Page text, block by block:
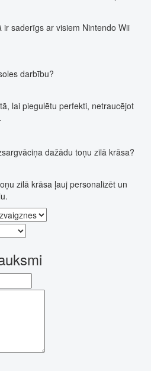
saderīgs ar visiem Nintendo Wii
darbību?
lai piegulētu perfekti, netraucējot
dažādu toņu zilā krāsa?
zilā krāsa ļauj personalizēt un